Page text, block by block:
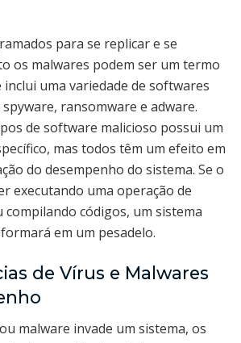
para se replicar e se
os malwares podem ser um termo
uma variedade de softwares
ransomware e adware.
de software malicioso possui um
mas todos têm um efeito em
do desempenho do sistema. Se o
executando uma operação de
compilando códigos, um sistema
em um pesadelo.
de Vírus e Malwares
malware invade um sistema, os